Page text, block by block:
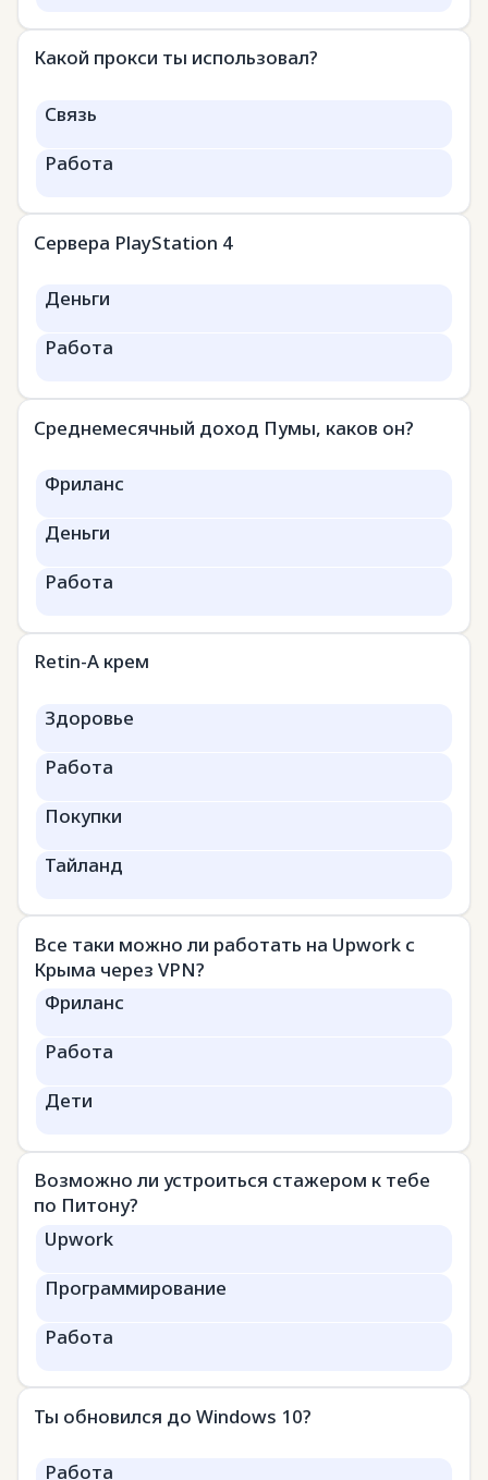
Какой прокси ты использовал?
Связь
Работа
Сервера PlayStation 4
Деньги
Работа
Среднемесячный доход Пумы, каков он?
Фриланс
Деньги
Работа
Retin-A крем
Здоровье
Работа
Покупки
Тайланд
Все таки можно ли работать на Upwork с
Крыма через VPN?
Фриланс
Работа
Дети
Возможно ли устроиться стажером к тебе
по Питону?
Upwork
Программирование
Работа
Ты обновился до Windows 10?
Работа